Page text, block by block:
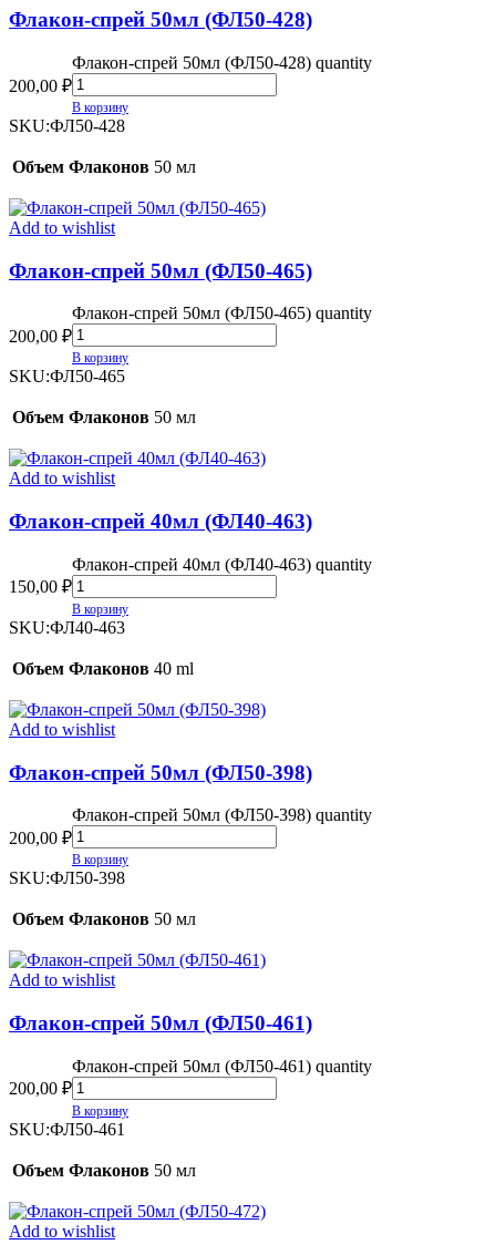
Флакон-спрей 50мл (ФЛ50-428)
200,00 ₽
Флакон-спрей 50мл (ФЛ50-428) quantity
В корзину
SKU:ФЛ50-428
Объем Флаконов 50 мл
Add to wishlist
Флакон-спрей 50мл (ФЛ50-465)
200,00 ₽
Флакон-спрей 50мл (ФЛ50-465) quantity
В корзину
SKU:ФЛ50-465
Объем Флаконов 50 мл
Add to wishlist
Флакон-спрей 40мл (ФЛ40-463)
150,00 ₽
Флакон-спрей 40мл (ФЛ40-463) quantity
В корзину
SKU:ФЛ40-463
Объем Флаконов 40 ml
Add to wishlist
Флакон-спрей 50мл (ФЛ50-398)
200,00 ₽
Флакон-спрей 50мл (ФЛ50-398) quantity
В корзину
SKU:ФЛ50-398
Объем Флаконов 50 мл
Add to wishlist
Флакон-спрей 50мл (ФЛ50-461)
200,00 ₽
Флакон-спрей 50мл (ФЛ50-461) quantity
В корзину
SKU:ФЛ50-461
Объем Флаконов 50 мл
Add to wishlist